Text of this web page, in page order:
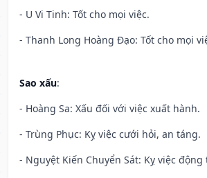
- U Vi Tinh: Tốt cho mọi việc.
- Thanh Long Hoàng Đạo: Tốt cho mọi
Sao xấu:
- Hoàng Sa: Xấu đối với việc xuất hành.
- Trùng Phục: Kỵ việc cưới hỏi, an táng.
- Nguyệt Kiến Chuyển Sát: Kỵ việc động